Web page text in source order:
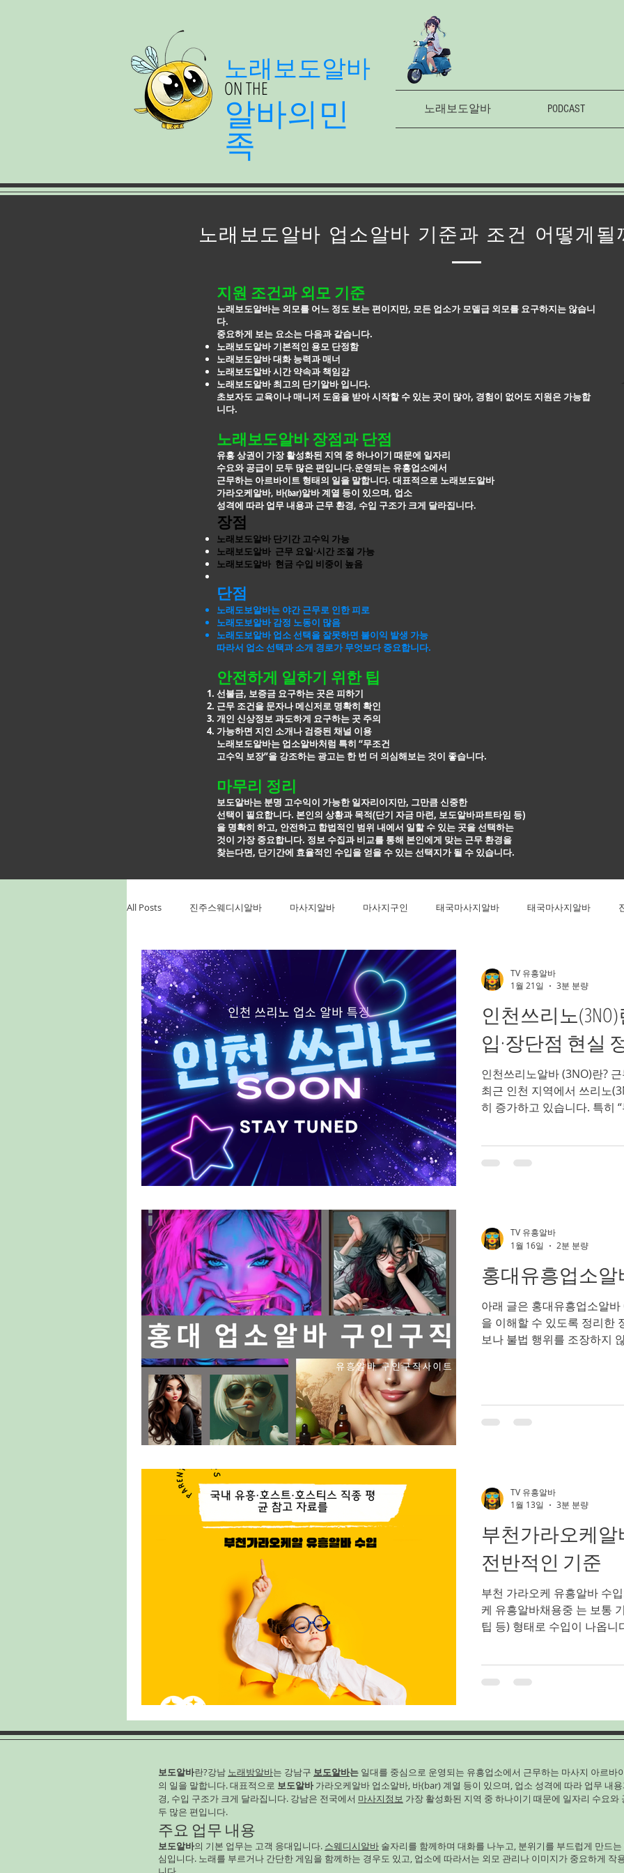
노래보도알바
ON THE
알바의민
족
노래보도알바 PODCAST
노래보도알바 업소알바 기준과 조건 어떻게될
지원 조건과 외모 기준
노래보도알바는 외모를 어느 정도 보는 편이지만, 모든 업소가 모델급 외모를 요구하지는 않습니
다.
중요하게 보는 요소는 다음과 같습니다.
노래보도알바 기본적인 용모 단정함
노래보도알바 대화 능력과 매너
노래보도알바 시간 약속과 책임감
노래보도알바 최고의 단기알바 입니다.
초보자도 교육이나 매니저 도움을 받아 시작할 수 있는 곳이 많아, 경험이 없어도 지원은 가능합
니다.
노래보도알바 장점과 단점
유흥 상권이 가장 활성화된 지역 중 하나이기 때문에 일자리
수요와 공급이 모두 많은 편입니다.운영되는 유흥업소에서
근무하는 아르바이트 형태의 일을 말합니다. 대표적으로 노래보도알바
가라오케알바, 바(bar)알바 계열 등이 있으며, 업소
성격에 따라 업무 내용과 근무 환경, 수입 구조가 크게 달라집니다.
장점
노래보도알바 단기간 고수익 가능
노래보도알바 근무 요일·시간 조절 가능
노래보도알바 현금 수입 비중이 높음
단점
노래도보알바는 야간 근무로 인한 피로
노래도보알바 감정 노동이 많음
노래도보알바 업소 선택을 잘못하면 불이익 발생 가능
따라서 업소 선택과 소개 경로가 무엇보다 중요합니다.
안전하게 일하기 위한 팁
선불금, 보증금 요구하는 곳은 피하기
근무 조건을 문자나 메신저로 명확히 확인
개인 신상정보 과도하게 요구하는 곳 주의
가능하면 지인 소개나 검증된 채널 이용
노래보도알바는 업소알바처럼 특히 “무조건
고수익 보장”을 강조하는 광고는 한 번 더 의심해보는 것이 좋습니다.
마무리 정리
보도알바는 분명 고수익이 가능한 일자리이지만, 그만큼 신중한
선택이 필요합니다. 본인의 상황과 목적(단기 자금 마련, 보도알바파트타임 등)
을 명확히 하고, 안전하고 합법적인 범위 내에서 일할 수 있는 곳을 선택하는
것이 가장 중요합니다. 정보 수집과 비교를 통해 본인에게 맞는 근무 환경을
찾는다면, 단기간에 효율적인 수입을 얻을 수 있는 선택지가 될 수 있습니다.
All Posts 진주스웨디시알바 마사지알바 마사지구인 태국마사지알바 태국마사지알바
태국마사지구인 스웨디시구인 스웨디시마사지 아로마마사지알바
룸알바 주점알바 여성알바 밤문화 가라오케알바 유흥업소알바 노래주점알바
홍대유흥업소 홍대유흥업소구인 인천쓰리노 인천여성알바 인천룸알바
양배추재배 양배추심기
인천쓰리노
입·장단점 현실
인천쓰리노알바 (3NO)란?
최근 인천 지역에서 쓰리노
히 증가하고 있습니다. 특히
근무 방식, 수입 구조, 장단
하는 3NO는 다음을 뜻합니
❌ 2차 없음 즉, 대화·술자리
천 쓰리노 업소는✔ 노래방✔
리노 업소 알바 특징 1
TV 유흥알바
1월 21일
3분 분량
홍대유흥업소
아래 글은 홍대유흥업소알
을 이해할 수 있도록 정리한
보나 불법 행위를 조장하지
로 운영되는 다양한 유흥 업
의미한다. 홍대는 젊은 층과
대 지역 유흥업소의 특징 홍
렌디하고 캐주얼한 유흥 문
젊은 층, 대학생, 직장인, 외
체 회식보다는 개인·소규모
TV 유흥알바
1월 16일
2분 분량
부천가라오케알
전반적인 기준
부천 가라오케 유흥알바 수
케 유흥알바채용중 는 보통 기본 보수 + 추가 수당(초이스/
팁 등) 형태로 수입이 나옵니다. 업소·상권·손님층에 따라 시
케알바 알아보자 국내 유흥·
평균 임금 은 약 1,600만 원
수 있습니다 . 다만 이 자료
평균 이며 실제 부천가라오
TV 유흥알바
1월 13일
3분 분량
보도알바란?강남 노래방알바는 강남구 보도알바는 일대를 중심으로 운영되는 유흥업소에서 근무하는 마사지 아르바
의 일을 말합니다. 대표적으로 보도알바가라오케알바 업소알바, 바(bar) 계열 등이 있으며, 업소 성격에 따라 업무 내
경, 수입 구조가 크게 달라집니다. 강남은 전국에서 마사지정보 가장 활성화된 지역 중 하나이기 때문에 일자리 수요와
두 많은 편입니다.
주요 업무 내용
보도알바의 기본 업무는 고객 응대입니다. 스웨디시알바 술자리를 함께하며 대화를 나누고, 분위기를 부드럽게 만드는
심입니다. 노래를 부르거나 간단한 게임을 함께하는 경우도 있고, 업소에 따라서는 외모 관리나 이미지가 중요하게 작